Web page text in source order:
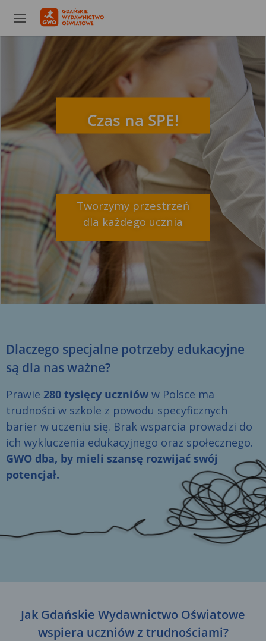
Czas na SPE!
Tworzymy przestrzeń
dla każdego ucznia
Dlaczego specjalne potrzeby edukacyjne
są dla nas ważne?
Prawie 280 tysięcy uczniów w Polsce ma
trudności w szkole z powodu specyficznych
barier w uczeniu się. Brak wsparcia prowadzi do
ich wykluczenia edukacyjnego oraz społecznego.
GWO dba, by mieli szansę rozwijać swój
potencjał.
Jak Gdańskie Wydawnictwo Oświatowe
wspiera uczniów z trudnościami?